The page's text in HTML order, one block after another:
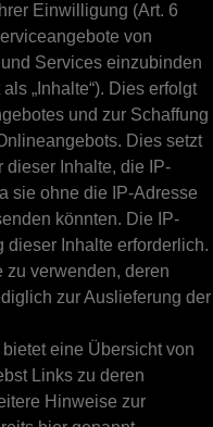
Einwilligung (Art. 6
von
Services einzubinden
„Inhalte“). Dies erfolgt
und zur Schaffung
Dies setzt
dieser Inhalte, die IP-
sie ohne die IP-Adresse
könnten. Die IP-
dieser Inhalte erforderlich.
zu verwenden, deren
zur Auslieferung der
eine Übersicht von
Links zu deren
Hinweise zur